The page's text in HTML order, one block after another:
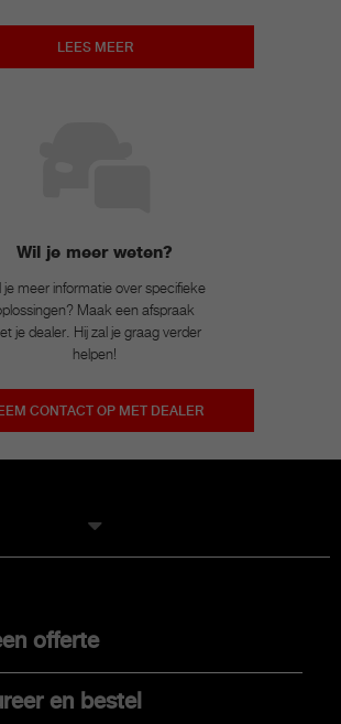
LEES MEER
Wil je meer weten?
je meer informatie over specifieke
Maak een afspraak
je dealer. Hij zal je graag verder
helpen!
CONTACT OP MET DEALER
600e
offerte
en bestel